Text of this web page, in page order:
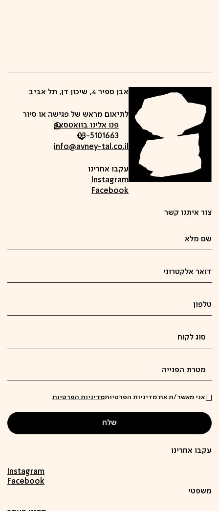
צור איתנו קשר
אני מאשר/ת את מדיניות הפרטיותמדיניות הפרטיות
עקבו אחרינו
Instagram
Facebook
משפטי
אבן ספיר 4, שיכון דן, תל אביב
לתיאום מראש של פגישה או סיור
פנו אלינו בוואטסאפ
03-5101663
info@avney-tal.co.il
עקבו אחרינו
Instagram
Facebook